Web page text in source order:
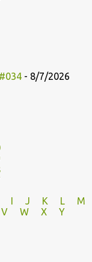
- 8/7/2026
I J K L
M
W X Y